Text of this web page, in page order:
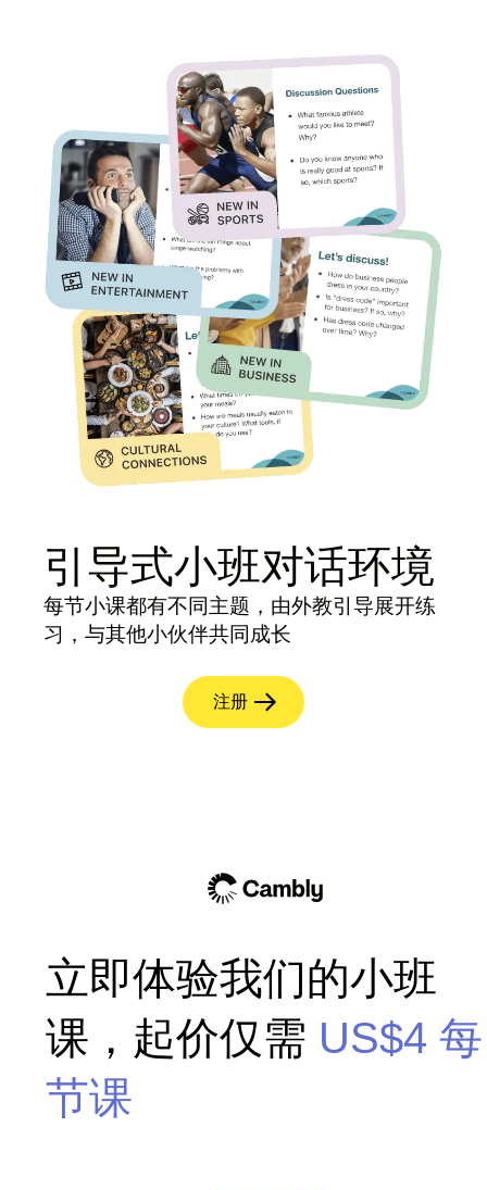
引导式小班对话环境
每节小课都有不同主题，由外教引导展开练
习，与其他小伙伴共同成长
注册
立即体验我们的小班
课，起价仅需 US$4 每
节课